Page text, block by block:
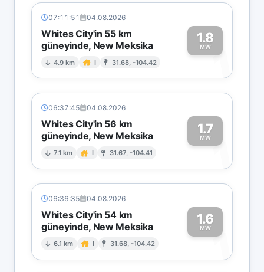
07:11:51 04.08.2026
Whites City'in 55 km
güneyinde, New Meksika
4.9 km I 31.68, -104.42
1.8
MW1
06:37:45 04.08.2026
Whites City'in 56 km
güneyinde, New Meksika
7.1 km I 31.67, -104.41
1.7
MW1
06:36:35 04.08.2026
Whites City'in 54 km
güneyinde, New Meksika
6.1 km I 31.68, -104.42
1.6
MW1